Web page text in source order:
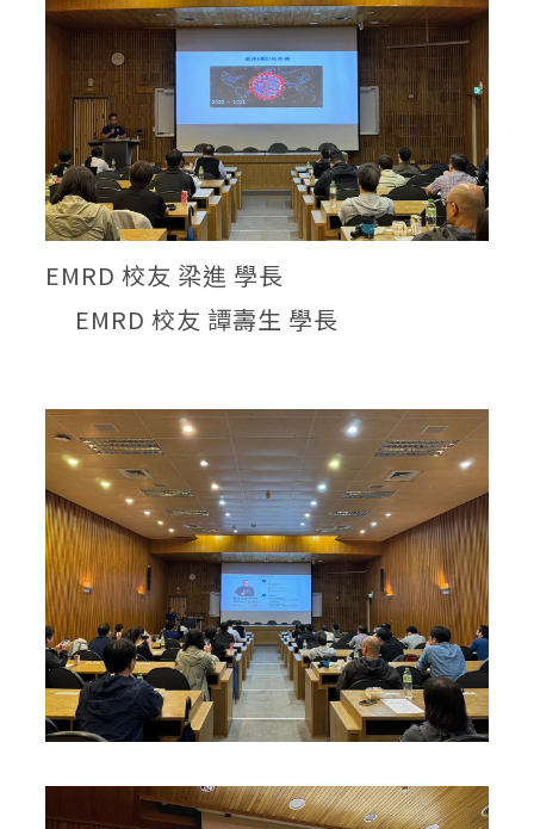
EMRD 校友 梁進 學長
EMRD 校友 譚壽生 學長